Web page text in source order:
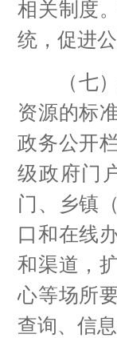
相关制度
统，促进
（七）
资源的标
政务公开
级政府门
门、乡镇
口和在线
和渠道，
心等场所
查询、信